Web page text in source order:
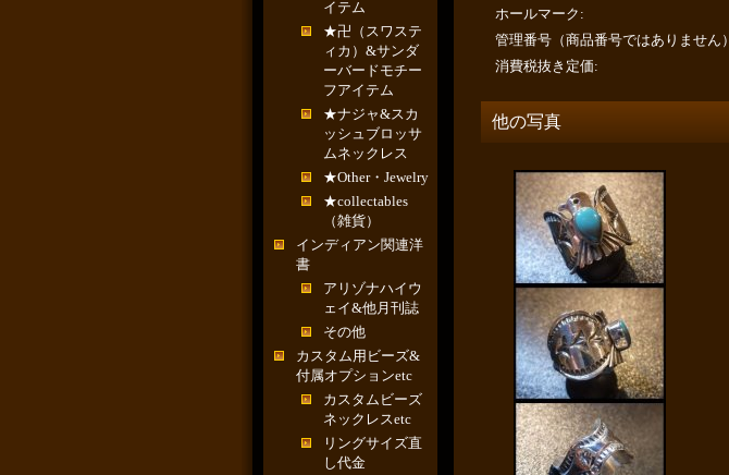
イテム
★卍（スワステ
ィカ）&サンダ
ーバードモチー
フアイテム
★ナジャ&スカ
ッシュブロッサ
ムネックレス
★Other・Jewelry
★collectables
（雑貨）
インディアン関連洋
書
アリゾナハイウ
ェイ&他月刊誌
その他
カスタム用ビーズ&
付属オプションetc
カスタムビーズ
ネックレスetc
リングサイズ直
し代金
ホールマーク :
管理番号（商品番号ではありません）
消費税抜き定価:
他の写真